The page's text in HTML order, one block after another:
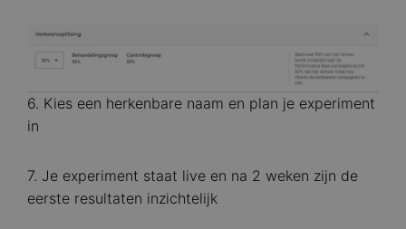
Image
6. Kies een herkenbare naam en plan je experiment
in
7. Je experiment staat live en na 2 weken zijn de
eerste resultaten inzichtelijk